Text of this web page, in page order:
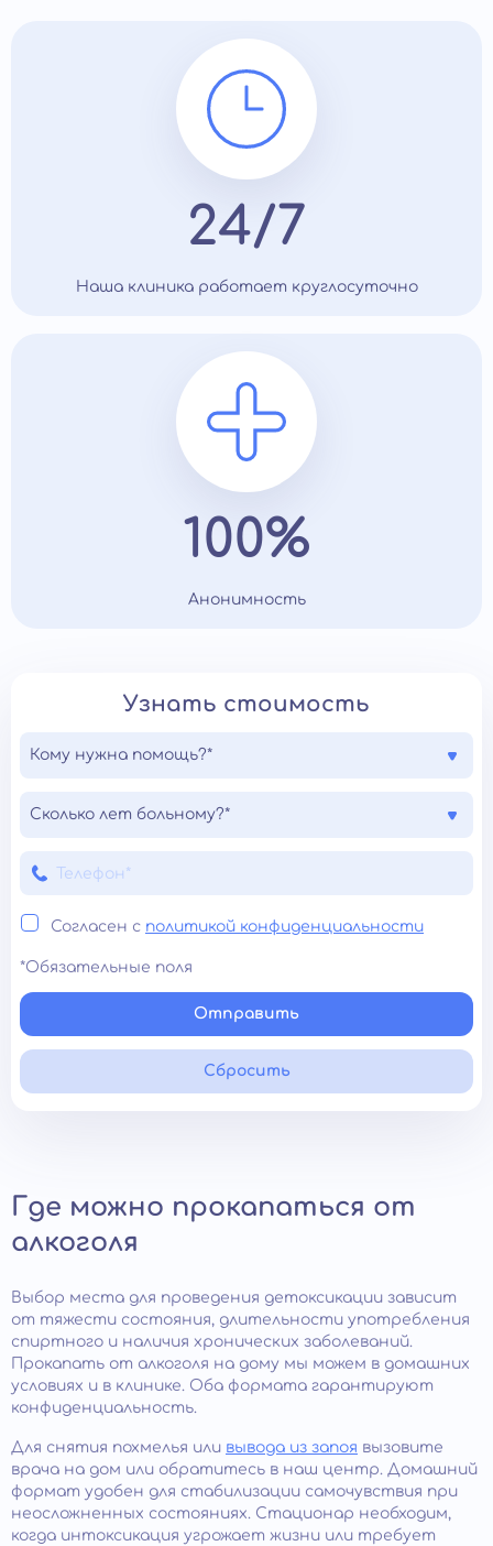
24/7
Наша клиника работает круглосуточно
100%
Анонимность
Узнать стоимость
Кому нужна помощь?*
Сколько лет больному?*
Согласен с политикой конфиденциальности
*Обязательные поля
Отправить
Сбросить
Где можно прокапаться от
алкоголя
Выбор места для проведения детоксикации зависит
от тяжести состояния, длительности употребления
спиртного и наличия хронических заболеваний.
Прокапать от алкоголя на дому мы можем в домашних
условиях и в клинике. Оба формата гарантируют
конфиденциальность.
Для снятия похмелья или вывода из запоя вызовите
врача на дом или обратитесь в наш центр. Домашний
формат удобен для стабилизации самочувствия при
неосложненных состояниях. Стационар необходим,
когда интоксикация угрожает жизни или требует